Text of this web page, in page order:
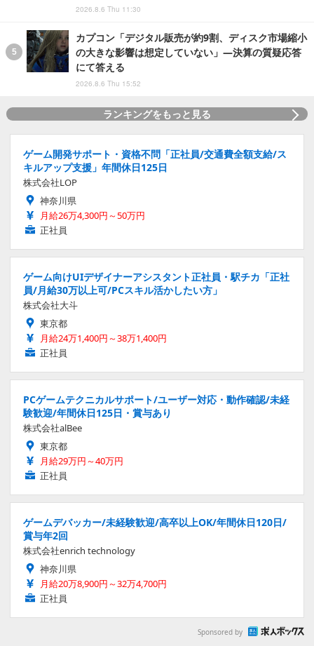
2026.8.6 Thu 11:30
カプコン「デジタル販売が約9割、ディスク市場縮小
の大きな影響は想定していない」―決算の質疑応答
にて答える
2026.8.6 Thu 15:52
ランキングをもっと見る
ゲーム開発サポート・資格不問「正社員/交通費全額支給/ス
キルアップ支援」年間休日125日
株式会社LOP
神奈川県
月給26万4,300円～50万円
正社員
ゲーム向けUIデザイナーアシスタント正社員・駅チカ「正社
員/月給30万以上可/PCスキル活かしたい方」
株式会社大斗
東京都
月給24万1,400円～38万1,400円
正社員
PCゲームテクニカルサポート/ユーザー対応・動作確認/未経
験歓迎/年間休日125日・賞与あり
株式会社alBee
東京都
月給29万円～40万円
正社員
ゲームデバッカー/未経験歓迎/高卒以上OK/年間休日120日/
賞与年2回
株式会社enrich technology
神奈川県
月給20万8,900円～32万4,700円
正社員
Sponsored by